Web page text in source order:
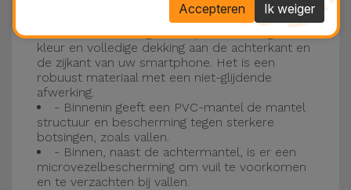
- Een eerste laag van Liquid Silicone geeft de
kleur en volledige dekking aan de achterkant en
de zijkant van uw smartphone. Het is een
robuust materiaal met een niet-glijdende
afwerking.
- Binnenin geeft een PVC-mantel de mantel
structuur en bescherming tegen sterkere
botsingen, zoals vallen.
- Binnen, naast de achtermantel, is er een
microvezelbescherming om vuil te voorkomen
en te verzachten bij vallen.
Ik weiger
Accepteren